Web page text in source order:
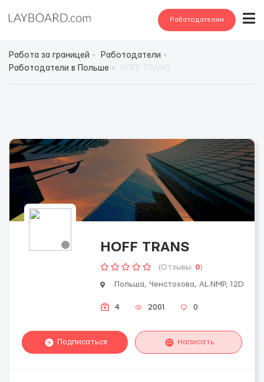
Работодателям
Работа за границей
Работодатели
Работодатели в Польше
HOFF TRANS
(Отзывы: 0)
Польша, Ченстохова, AL.NMP, 12D
4 2001 0
Подписаться Написать